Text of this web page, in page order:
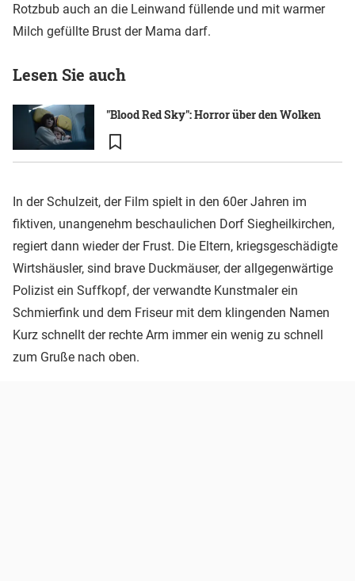
Rotzbub auch an die Leinwand füllende und mit warmer
Milch gefüllte Brust der Mama darf.
Lesen Sie auch
"Blood Red Sky": Horror über den Wolken
In der Schulzeit, der Film spielt in den 60er Jahren im
fiktiven, unangenehm beschaulichen Dorf Siegheilkirchen,
regiert dann wieder der Frust. Die Eltern, kriegsgeschädigte
Wirtshäusler, sind brave Duckmäuser, der allgegenwärtige
Polizist ein Suffkopf, der verwandte Kunstmaler ein
Schmierfink und dem Friseur mit dem klingenden Namen
Kurz schnellt der rechte Arm immer ein wenig zu schnell
zum Gruße nach oben.